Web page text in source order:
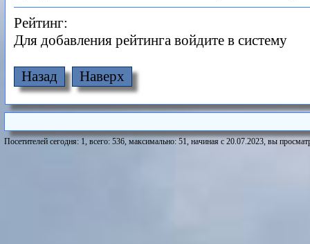
Рейтинг:
Для добавления рейтинга войдите в систему
Назад Наверх
Посетителей сегодня: 1, всего: 536, максимально: 51, начиная с 20.07.2023, вы